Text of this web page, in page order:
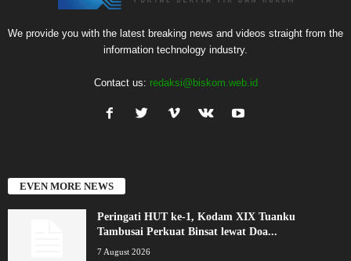
We provide you with the latest breaking news and videos straight from the
information technology industry.
Contact us: redaksi@biskom.web.id
EVEN MORE NEWS
Peringati HUT ke-1, Kodam XIX Tuanku
Tambusai Perkuat Binsat lewat Doa...
7 August 2026